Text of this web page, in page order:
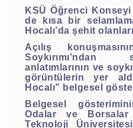
KSÜ Öğrenci
de kısa bir
Hocalı’da şehit
Açılış
anlatımlarının ve
görüntülerin yer
Hocalı” belgesel
Belgesel
Odalar ve
Teknoloji